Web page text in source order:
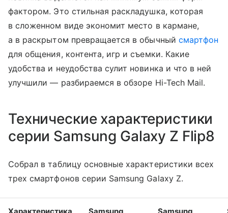
фактором. Это стильная раскладушка, которая
в сложенном виде экономит место в кармане,
а в раскрытом превращается в обычный смартфон
для общения, контента, игр и съемки. Какие
удобства и неудобства сулит новинка и что в ней
улучшили — разбираемся в обзоре Hi-Tech Mail.
Технические характеристики
серии Samsung Galaxy Z Flip8
Собрал в таблицу основные характеристики всех
трех смартфонов серии Samsung Galaxy Z.